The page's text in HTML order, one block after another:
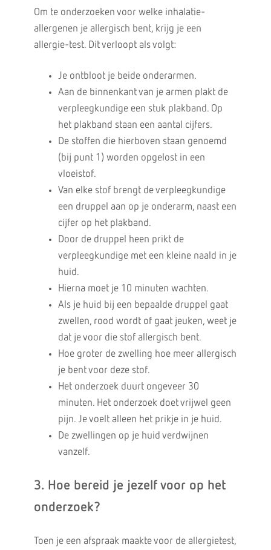
Om te onderzoeken voor welke inhalatie-
allergenen je allergisch bent, krijg je een
allergie-test. Dit verloopt als volgt:
Je ontbloot je beide onderarmen.
Aan de binnenkant van je armen plakt de
verpleegkundige een stuk plakband. Op
het plakband staan een aantal cijfers.
De stoffen die hierboven staan genoemd
(bij punt 1) worden opgelost in een
vloeistof.
Van elke stof brengt de verpleegkundige
een druppel aan op je onderarm, naast een
cijfer op het plakband.
Door de druppel heen prikt de
verpleegkundige met een kleine naald in je
huid.
Hierna moet je 10 minuten wachten.
Als je huid bij een bepaalde druppel gaat
zwellen, rood wordt of gaat jeuken, weet je
dat je voor die stof allergisch bent.
Hoe groter de zwelling hoe meer allergisch
je bent voor deze stof.
Het onderzoek duurt ongeveer 30
minuten. Het onderzoek doet vrijwel geen
pijn. Je voelt alleen het prikje in je huid.
De zwellingen op je huid verdwijnen
vanzelf.
3. Hoe bereid je jezelf voor op het
onderzoek?
Toen je een afspraak maakte voor de allergietest,